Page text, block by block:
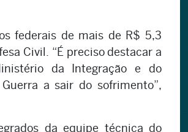
federais de mais de R$ 5,3
Civil. “É preciso destacar a
da Integração e do
a sair do sofrimento”,
da equipe técnica do